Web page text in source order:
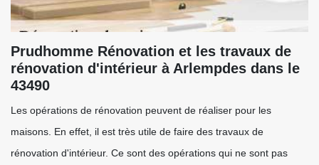
Prudhomme Rénovation et les travaux de
rénovation d'intérieur à Arlempdes dans le
43490
Les opérations de rénovation peuvent de réaliser pour les
maisons. En effet, il est très utile de faire des travaux de
rénovation d'intérieur. Ce sont des opérations qui ne sont pas